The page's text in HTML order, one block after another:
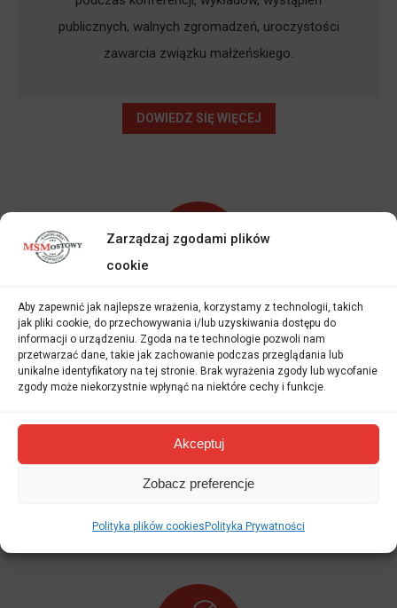
Zarządzaj zgodami plików
cookie
Aby zapewnić jak najlepsze wrażenia, korzystamy z technologii, takich
jak pliki cookie, do przechowywania i/lub uzyskiwania dostępu do
informacji o urządzeniu. Zgoda na te technologie pozwoli nam
przetwarzać dane, takie jak zachowanie podczas przeglądania lub
unikalne identyfikatory na tej stronie. Brak wyrażenia zgody lub wycofanie
zgody może niekorzystnie wpłynąć na niektóre cechy i funkcje.
Akceptuj
Zobacz preferencje
Polityka plików cookiesPolityka Prywatności
publicznych, walnych zgromadzeń, uroczystości
zawarcia związku małżeńskiego.
DOWIEDZ SIĘ WIĘCEJ
Tłumaczenia Wyjazdowe
Tłumacz może być powołany, jako biegły przed
organami sprawiedliwości. Tłumaczy podczas
zagranicznych oraz przy wielu innych okazjach.